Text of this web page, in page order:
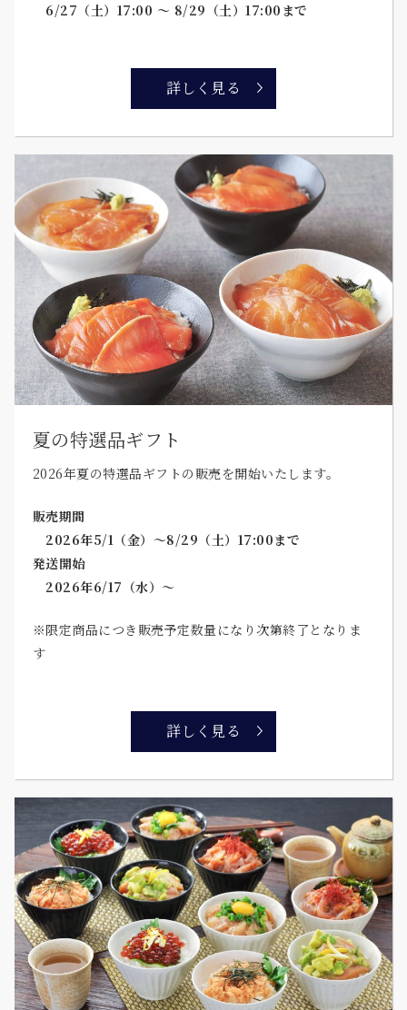
6/27（土）17:00 ～ 8/29（土）17:00まで
詳しく見る
夏の特選品ギフト
2026年夏の特選品ギフトの販売を開始いたします。
販売期間
2026年5/1（金）～8/29（土）17:00まで
発送開始
2026年6/17（水）～
※限定商品につき販売予定数量になり次第終了となりま
す
詳しく見る